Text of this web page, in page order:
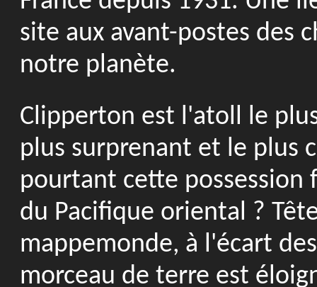
site aux avant-postes des
notre planète.
Clipperton est l'atoll le
plus surprenant et le plus
pourtant cette possession
du Pacifique oriental ?
mappemonde, à l'écart
morceau de terre est